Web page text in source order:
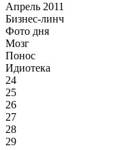
Апрель 2011
Бизнес-линч
Фото дня
Мозг
Понос
Идиотека
24
25
26
27
28
29